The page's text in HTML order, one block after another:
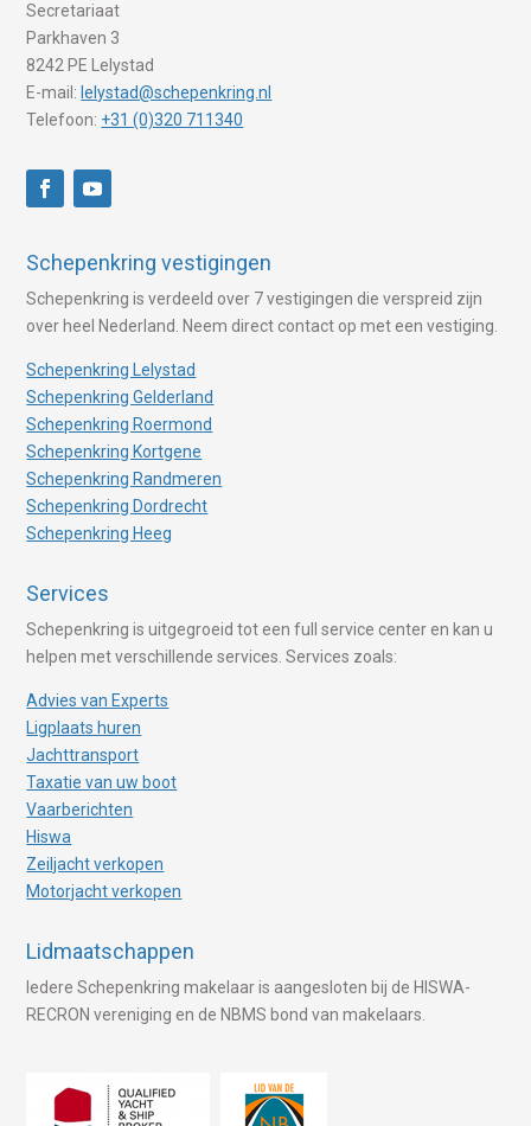
Secretariaat
Parkhaven 3
8242 PE Lelystad
E-mail: lelystad@schepenkring.nl
Telefoon: +31 (0)320 711340
Schepenkring vestigingen
Schepenkring is verdeeld over 7 vestigingen die verspreid zijn
over heel Nederland. Neem direct contact op met een vestiging.
Schepenkring Lelystad
Schepenkring Gelderland
Schepenkring Roermond
Schepenkring Kortgene
Schepenkring Randmeren
Schepenkring Dordrecht
Schepenkring Heeg
Services
Schepenkring is uitgegroeid tot een full service center en kan u
helpen met verschillende services. Services zoals:
Advies van Experts
Ligplaats huren
Jachttransport
Taxatie van uw boot
Vaarberichten
Hiswa
Zeiljacht verkopen
Motorjacht verkopen
Lidmaatschappen
Iedere Schepenkring makelaar is aangesloten bij de HISWA-
RECRON vereniging en de NBMS bond van makelaars.